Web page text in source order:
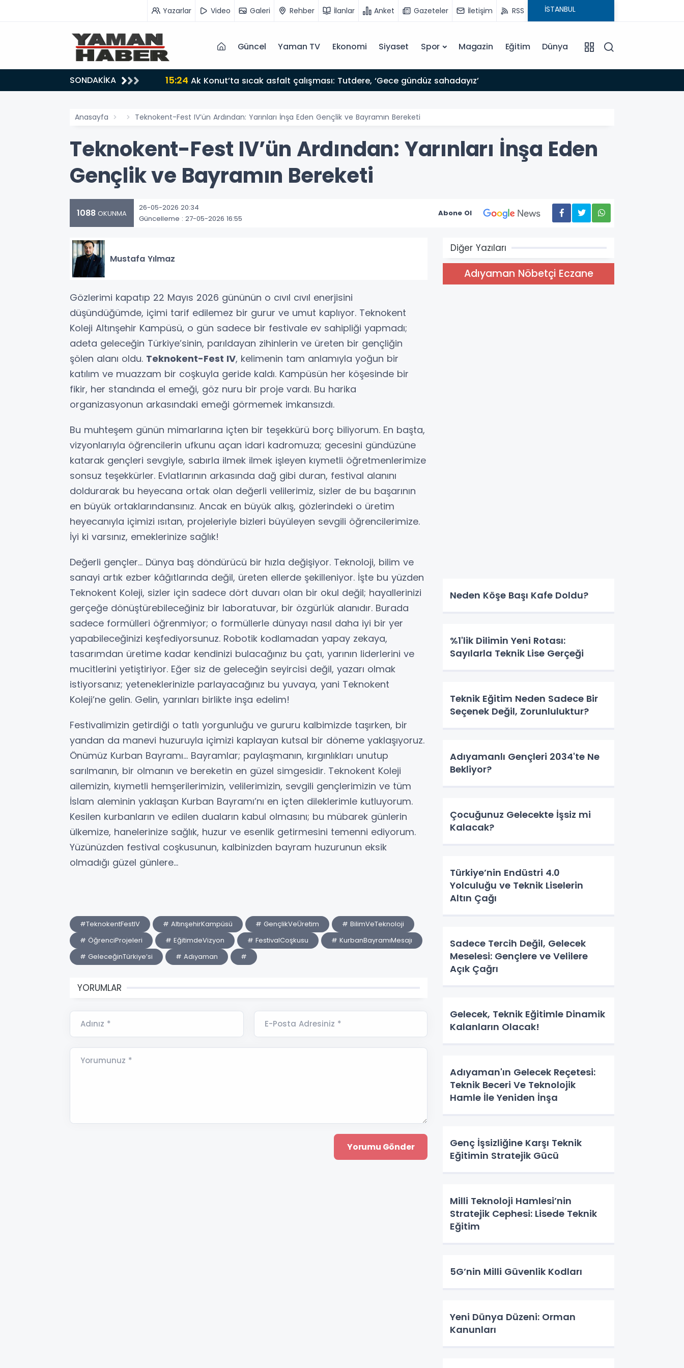
Yazarlar Video Galeri Rehber İlanlar Anket Gazeteler İletişim RSS
Güncel Yaman TV Ekonomi Siyaset Spor Magazin Eğitim Dünya
SONDAKİKA 15:24 Ak Konut’ta sıcak asfalt çalışması: Tutdere, ‘Gece gündüz sahadayız’
Anasayfa Teknokent-Fest IV’ün Ardından: Yarınları İnşa Eden Gençlik ve Bayramın Bereketi
Teknokent-Fest IV’ün Ardından: Yarınları İnşa Eden
Gençlik ve Bayramın Bereketi
1088 OKUNMA
26-05-2026 20:34
Güncelleme : 27-05-2026 16:55
Abone Ol
Mustafa Yılmaz
Gözlerimi kapatıp 22 Mayıs 2026 gününün o cıvıl cıvıl enerjisini
düşündüğümde, içimi tarif edilemez bir gurur ve umut kaplıyor. Teknokent
Koleji Altınşehir Kampüsü, o gün sadece bir festivale ev sahipliği yapmadı;
adeta geleceğin Türkiye’sinin, parıldayan zihinlerin ve üreten bir gençliğin
şölen alanı oldu. Teknokent-Fest IV, kelimenin tam anlamıyla yoğun bir
katılım ve muazzam bir coşkuyla geride kaldı. Kampüsün her köşesinde bir
fikir, her standında el emeği, göz nuru bir proje vardı. Bu harika
organizasyonun arkasındaki emeği görmemek imkansızdı.
Bu muhteşem günün mimarlarına içten bir teşekkürü borç biliyorum. En başta,
vizyonlarıyla öğrencilerin ufkunu açan idari kadromuza; gecesini gündüzüne
katarak gençleri sevgiyle, sabırla ilmek ilmek işleyen kıymetli öğretmenlerimize
sonsuz teşekkürler. Evlatlarının arkasında dağ gibi duran, festival alanını
doldurarak bu heyecana ortak olan değerli velilerimiz, sizler de bu başarının
en büyük ortaklarındansınız. Ancak en büyük alkış, gözlerindeki o üretim
heyecanıyla içimizi ısıtan, projeleriyle bizleri büyüleyen sevgili öğrencilerimize.
İyi ki varsınız, emeklerinize sağlık!
Değerli gençler… Dünya baş döndürücü bir hızla değişiyor. Teknoloji, bilim ve
sanayi artık ezber kâğıtlarında değil, üreten ellerde şekilleniyor. İşte bu yüzden
Teknokent Koleji, sizler için sadece dört duvarı olan bir okul değil; hayallerinizi
gerçeğe dönüştürebileceğiniz bir laboratuvar, bir özgürlük alanıdır. Burada
sadece formülleri öğrenmiyor; o formüllerle dünyayı nasıl daha iyi bir yer
yapabileceğinizi keşfediyorsunuz. Robotik kodlamadan yapay zekaya,
tasarımdan üretime kadar kendinizi bulacağınız bu çatı, yarının liderlerini ve
mucitlerini yetiştiriyor. Eğer siz de geleceğin seyircisi değil, yazarı olmak
istiyorsanız; yeteneklerinizle parlayacağınız bu yuvaya, yani Teknokent
Koleji’ne gelin. Gelin, yarınları birlikte inşa edelim!
Festivalimizin getirdiği o tatlı yorgunluğu ve gururu kalbimizde taşırken, bir
yandan da manevi huzuruyla içimizi kaplayan kutsal bir döneme yaklaşıyoruz.
Önümüz Kurban Bayramı... Bayramlar; paylaşmanın, kırgınlıkları unutup
sarılmanın, bir olmanın ve bereketin en güzel simgesidir. Teknokent Koleji
ailemizin, kıymetli hemşerilerimizin, velilerimizin, sevgili gençlerimizin ve tüm
İslam aleminin yaklaşan Kurban Bayramı’nı en içten dileklerimle kutluyorum.
Kesilen kurbanların ve edilen duaların kabul olmasını; bu mübarek günlerin
ülkemize, hanelerinize sağlık, huzur ve esenlik getirmesini temenni ediyorum.
Yüzünüzden festival coşkusunun, kalbinizden bayram huzurunun eksik
olmadığı güzel günlere...
#TeknokentFestIV # AltınşehirKampüsü # GençlikVeÜretim
# BilimVeTeknoloji
# ÖğrenciProjeleri
# EğitimdeVizyon # FestivalCoşkusu
# KurbanBayramıMesajı
# GeleceğinTürkiye’si
# Adıyaman #
YORUMLAR
Adınız * E-Posta Adresiniz *
Yorumunuz *
Diğer Yazıları
Adıyaman Nöbetçi Eczane
Neden Köşe Başı Kafe Doldu?
%1'lik Dilimin Yeni Rotası:
Sayılarla Teknik Lise Gerçeği
Teknik Eğitim Neden Sadece Bir
Seçenek Değil, Zorunluluktur?
Adıyamanlı Gençleri 2034'te Ne
Bekliyor?
Çocuğunuz Gelecekte İşsiz mi
Kalacak?
Türkiye’nin Endüstri 4.0
Yolculuğu ve Teknik Liselerin
Altın Çağı
Sadece Tercih Değil, Gelecek
Meselesi: Gençlere ve Velilere
Açık Çağrı
Gelecek, Teknik Eğitimle Dinamik
Kalanların Olacak!
Adıyaman'ın Gelecek Reçetesi:
Teknik Beceri Ve Teknolojik
Hamle İle Yeniden İnşa
Genç İşsizliğine Karşı Teknik
Eğitimin Stratejik Gücü
Milli Teknoloji Hamlesi’nin
Stratejik Cephesi: Lisede Teknik
Eğitim
5G’nin Milli Güvenlik Kodları
Yeni Dünya Düzeni: Orman
Kanunları